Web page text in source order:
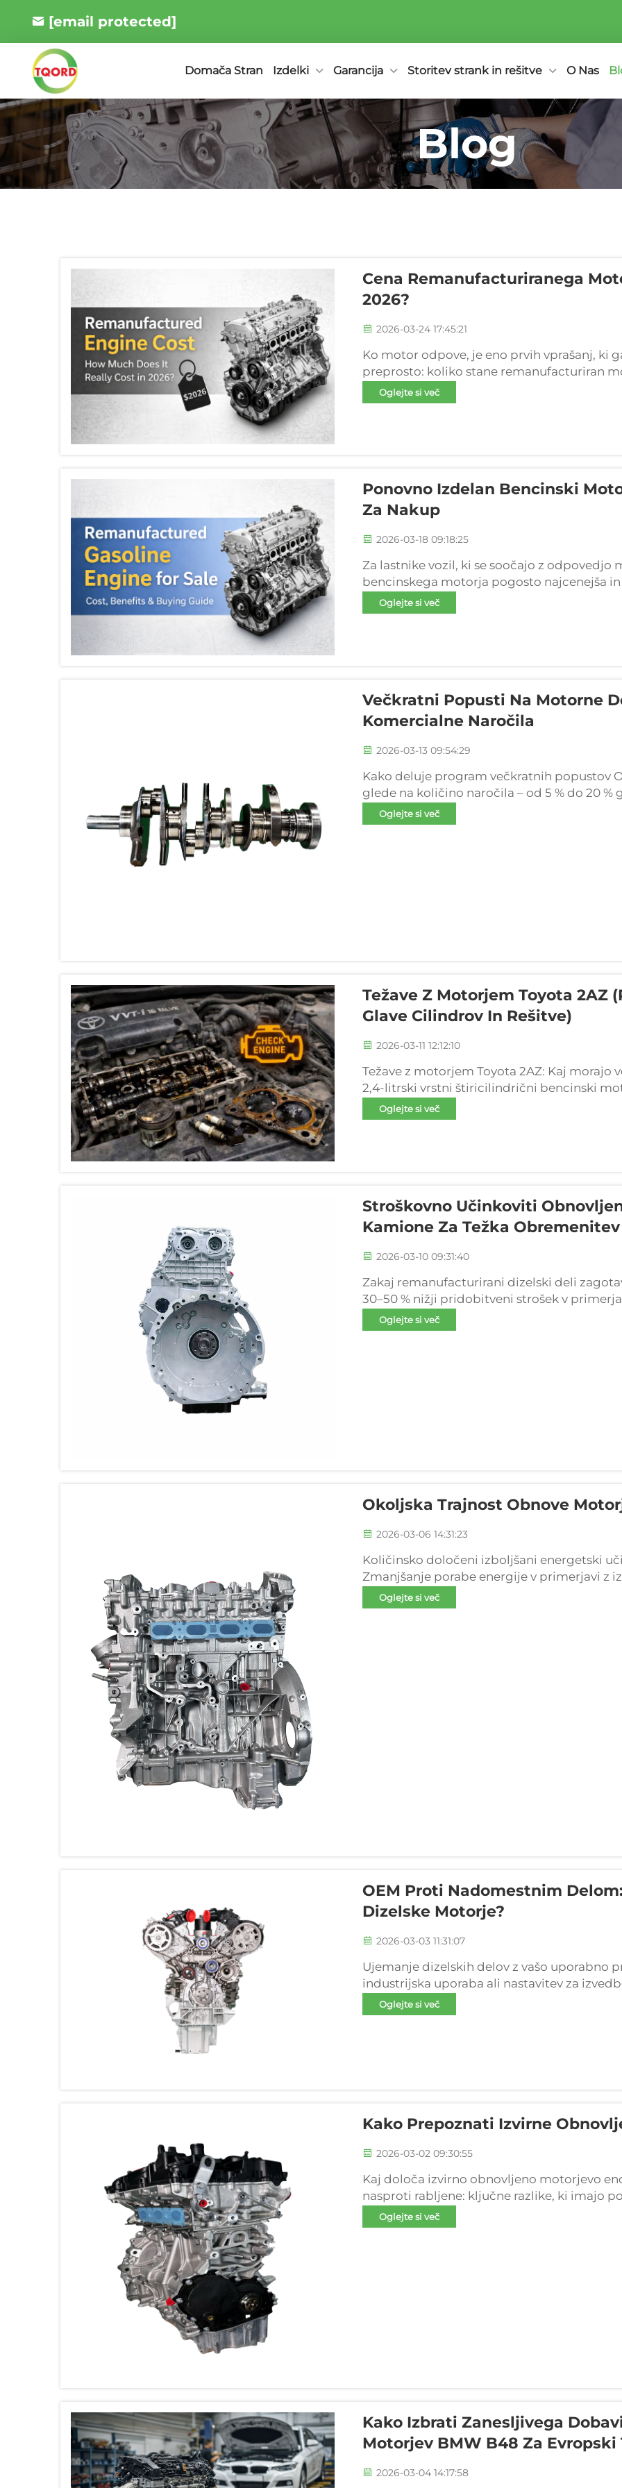
[email protected]
Domača Stran Izdelki Garancija Storitev strank in rešitve O Nas
Blog
Cena Remanufacturiranega
2026?
2026-03-24 17:45:21
Ko motor odpove, je eno prvih vprašanj, ki
preprosto: koliko stane remanufacturiran
remanufacturirani motorji ena najcenejših
zamenjavo...
Oglejte si več
Ponovno Izdelan Bencinski
Za Nakup
2026-03-18 09:18:25
Za lastnike vozil, ki se soočajo z
bencinskega motorja pogosto najcenejša
rabljenimi ali popravljeno motorji so
standardov proizvajalca (OEM) s
Oglejte si več
Večkratni Popusti Na Motorne
Komercialne Naročila
2026-03-13 09:54:29
Kako deluje program večkratnih popustov
glede na količino naročila – od 5 % do 20
kupci oddajo večja naročila, takoj
našemu preprostemu sistemu popustov...
Oglejte si več
Težave Z Motorjem Toyota 2AZ
Glave Cilindrov In Rešitve)
2026-03-11 12:12:10
Težave z motorjem Toyota 2AZ: Kaj morajo
2,4-litrski vrstni štiricilindrični bencinski
2000 do zgodnjih let 2010 in je znan po
Poganjal je popularne modele, kot so Toyota
Oglejte si več
Stroškovno Učinkoviti
Kamione Za Težka Obremenitev
2026-03-10 09:31:40
Zakaj remanufacturirani dizelski deli
30–50 % nižji pridobitveni strošek v
komponentami OEM. Remanufacturirani
50 odstotkov v primerjavi z novimi izvirnimi
Oglejte si več
Okoljska Trajnost Obnove
2026-03-06 14:31:23
Količinsko določeni izboljšani energetski
Zmanjšanje porabe energije v primerjavi z
motorjev namesto njihove izdelave iz nič
popolnoma novih motorjev. Agencija za
Oglejte si več
OEM Proti Nadomestnim
Dizelske Motorje?
2026-03-03 11:31:07
Ujemanje dizelskih delov z vašo uporabno
industrijska uporaba ali nastavitev za
vozila: dostopnost, vzdržljivost in
upravljanje flote in komercialne operacije, je
Oglejte si več
Kako Prepoznati Izvirne
2026-03-02 09:30:55
Kaj določa izvirno obnovljeno motorjevo
nasproti rabljene: ključne razlike, ki imajo
popravljene in rabljenimi motorji segajo
obnovitvi, ...
Oglejte si več
Kako Izbrati Zanesljivega
Motorjev BMW B48 Za Evropski
2026-03-04 14:17:58